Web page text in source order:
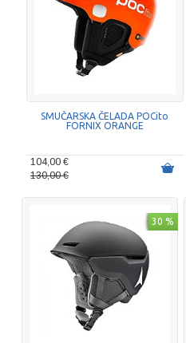
SMUČARSKA ČELADA POCito
FORNIX ORANGE
104,00 €
130,00 €
30 %